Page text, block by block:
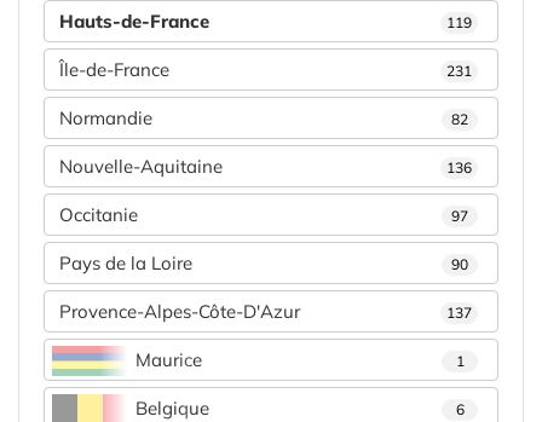
Hauts-de-France 119
Île-de-France 231
Normandie 82
Nouvelle-Aquitaine 136
Occitanie 97
Pays de la Loire 90
Provence-Alpes-Côte-D'Azur 137
Maurice 1
Belgique 6